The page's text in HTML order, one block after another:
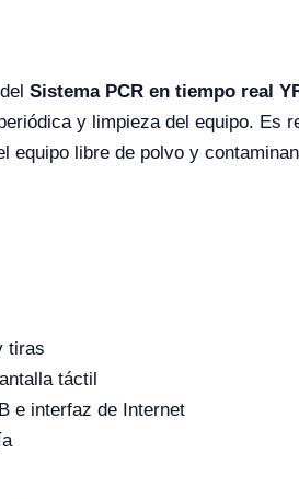
Sistema PCR en tiempo real
y limpieza del equipo. Es
equipo libre de polvo y
tiras
táctil
e interfaz de Internet